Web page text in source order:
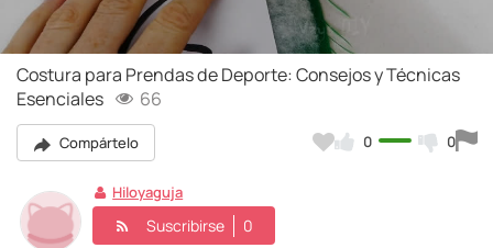
Video
Costura para Prendas de Deporte: Consejos y Técnicas
Esenciales
66
Compártelo 0 0
Hiloyaguja
Suscribirse 0